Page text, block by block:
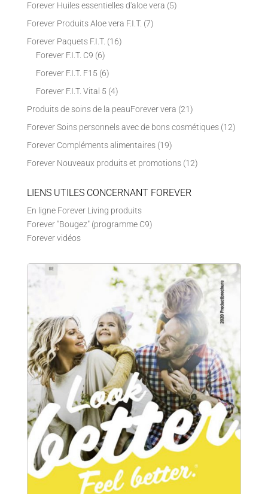
Forever Huiles essentielles d'aloe vera (5)
Forever Produits Aloe vera F.I.T. (7)
Forever Paquets F.I.T. (16)
Forever F.I.T. C9 (6)
Forever F.I.T. F15 (6)
Forever F.I.T. Vital 5 (4)
Produits de soins de la peauForever vera (21)
Forever Soins personnels avec de bons cosmétiques (12)
Forever Compléments alimentaires (19)
Forever Nouveaux produits et promotions (12)
LIENS UTILES CONCERNANT FOREVER
En ligne Forever Living produits
Forever "Bougez" (programme C9)
Forever vidéos